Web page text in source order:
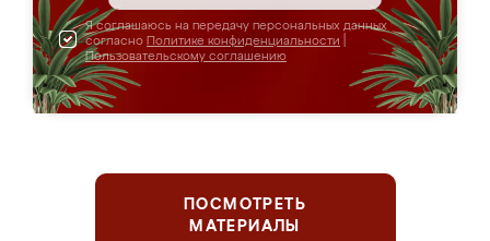
Я соглашаюсь на передачу персональных данных
согласно Политике конфиденциальности
Пользовательскому соглашению
ПОСМОТРЕТЬ
МАТЕРИАЛЫ